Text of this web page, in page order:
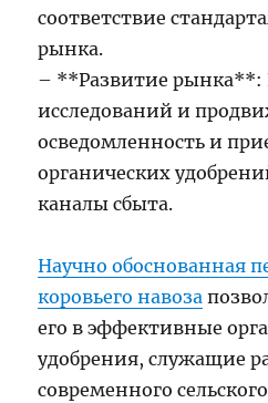
соответствие
рынка.
– **Развитие
исследований и
осведомленность и
органических
каналы сбыта.
Научно обоснованная
коровьего навоза
его в эффективные
удобрения, служащие
современного